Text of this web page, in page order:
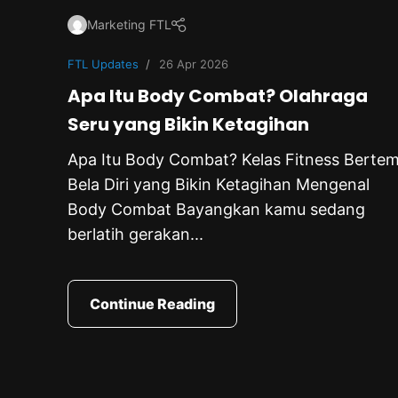
Marketing FTL
FTL Updates 26 Apr 2026
Apa Itu Body Combat? Olahraga
Seru yang Bikin Ketagihan
Apa Itu Body Combat? Kelas Fitness
Bela Diri yang Bikin Ketagihan Mengenal
Body Combat Bayangkan kamu sedang
berlatih gerakan...
Continue Reading